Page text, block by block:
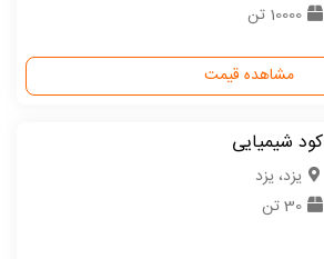
10000 تن
مشاهده قیمت
کود شیمیایی
یزد، یزد
30 تن